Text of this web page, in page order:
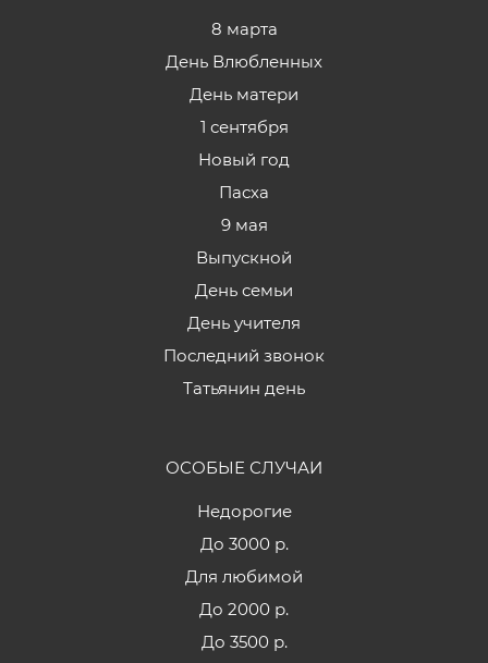
8 марта
День Влюбленных
День матери
1 сентября
Новый год
Пасха
9 мая
Выпускной
День семьи
День учителя
Последний звонок
Татьянин день
ОСОБЫЕ СЛУЧАИ
Недорогие
До 3000 р.
Для любимой
До 2000 р.
До 3500 р.